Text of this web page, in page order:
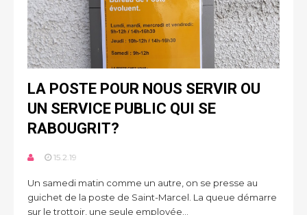
LA POSTE POUR NOUS SERVIR OU
UN SERVICE PUBLIC QUI SE
RABOUGRIT?
15.2.19
Un samedi matin comme un autre, on se presse au
guichet de la poste de Saint-Marcel. La queue démarre
sur le trottoir, une seule employée...